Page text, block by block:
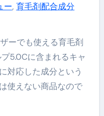
ー, 育毛剤配合成分
5.0Cに含まれるキャ
対応した成分という
使えない商品なので